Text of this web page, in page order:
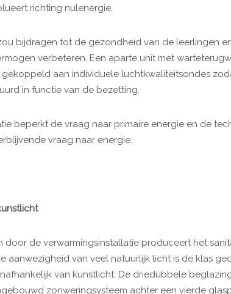
richting nulenergie.
bijdragen tot de gezondheid van de leerlingen
verbeteren. Een aparte unit met
gekoppeld aan individuele luchtkwaliteitsondes
in functie van de bezetting.
beperkt de vraag naar primaire energie en de
vraag naar energie.
door de verwarmingsinstallatie produceert het
aanwezigheid van veel natuurlijk licht is de klas
van kunstlicht. De driedubbele
zonweringsysteem achter een vierde